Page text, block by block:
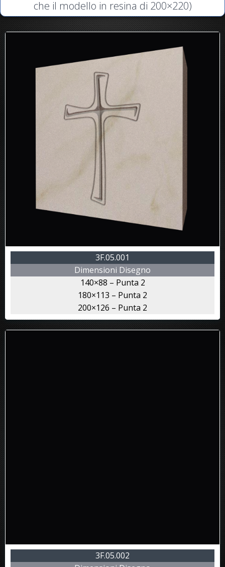
che il modello in resina di 200×220)
3F.05.001
Dimensioni Disegno
140×88 – Punta 2
180×113 – Punta 2
200×126 – Punta 2
3F.05.002